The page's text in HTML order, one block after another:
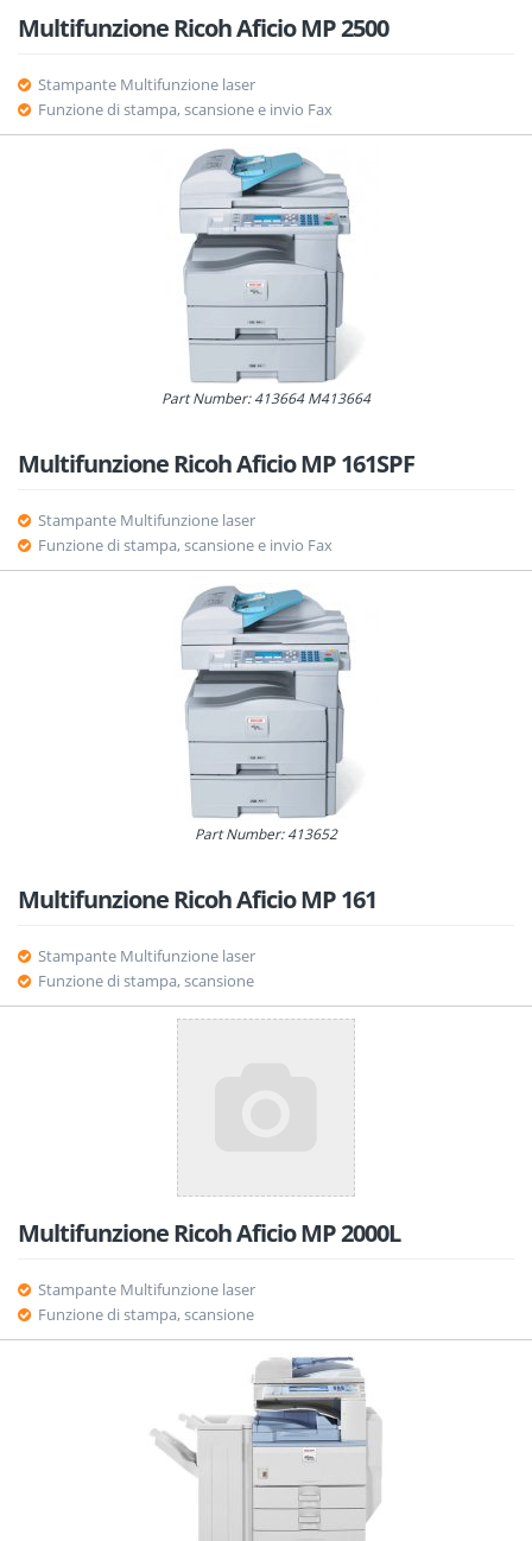
Multifunzione Ricoh Aficio MP 2500
Stampante Multifunzione laser
Funzione di stampa, scansione e invio Fax
Part Number: 413664 M413664
Multifunzione Ricoh Aficio MP 161SPF
Stampante Multifunzione laser
Funzione di stampa, scansione e invio Fax
Part Number: 413652
Multifunzione Ricoh Aficio MP 161
Stampante Multifunzione laser
Funzione di stampa, scansione
Multifunzione Ricoh Aficio MP 2000L
Stampante Multifunzione laser
Funzione di stampa, scansione